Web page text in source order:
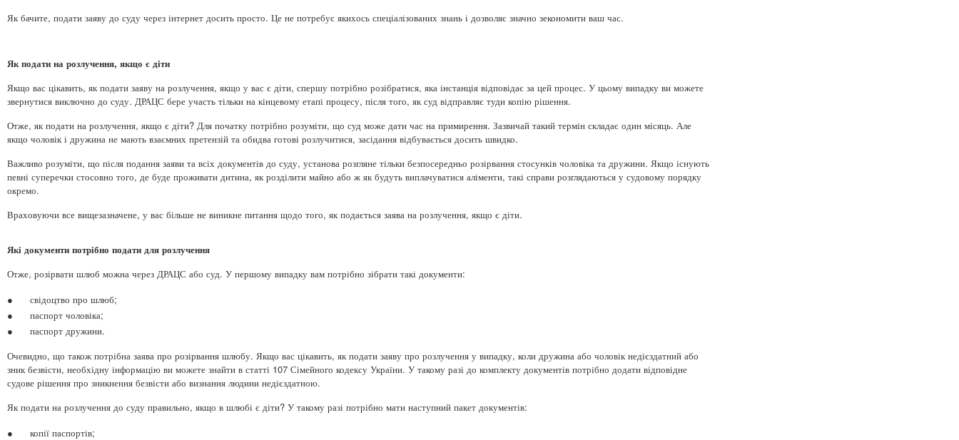
Як бачите, подати заяву до суду через інтернет досить просто. Це не потребує якихось спеціалізованих знань і дозволяє значно зекономити ваш час.
Як подати на розлучення, якщо є діти
Якщо вас цікавить, як подати заяву на розлучення, якщо у вас є діти, спершу потрібно розібратися, яка інстанція відповідає за цей процес. У цьому випадку ви можете
звернутися виключно до суду. ДРАЦС бере участь тільки на кінцевому етапі процесу, після того, як суд відправляє туди копію рішення.
Отже, як подати на розлучення, якщо є діти? Для початку потрібно розуміти, що суд може дати час на примирення. Зазвичай такий термін складає один місяць. Але
якщо чоловік і дружина не мають взаємних претензій та обидва готові розлучитися, засідання відбувається досить швидко.
Важливо розуміти, що після подання заяви та всіх документів до суду, установа розгляне тільки безпосередньо розірвання стосунків чоловіка та дружини. Якщо існують
певні суперечки стосовно того, де буде проживати дитина, як розділити майно або ж як будуть виплачуватися аліменти, такі справи розглядаються у судовому порядку
окремо.
Враховуючи все вищезазначене, у вас більше не виникне питання щодо того, як подається заява на розлучення, якщо є діти.
Які документи потрібно подати для розлучення
Отже, розірвати шлюб можна через ДРАЦС або суд. У першому випадку вам потрібно зібрати такі документи:
●
свідоцтво про шлюб;
●
паспорт чоловіка;
●
паспорт дружини.
Очевидно, що також потрібна заява про розірвання шлюбу. Якщо вас цікавить, як подати заяву про розлучення у випадку, коли дружина або чоловік недієздатний або
зник безвісти, необхідну інформацію ви можете знайти в статті 107 Сімейного кодексу України. У такому разі до комплекту документів потрібно додати відповідне
судове рішення про зникнення безвісти або визнання людини недієздатною.
Як подати на розлучення до суду правильно, якщо в шлюбі є діти? У такому разі потрібно мати наступний пакет документів:
●
копії паспортів;